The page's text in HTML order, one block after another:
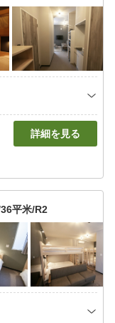
詳細を見る
平米/R2